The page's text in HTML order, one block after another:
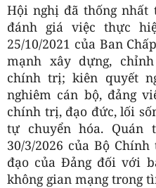
Hội nghị đã thống nhất
đánh giá việc thực
25/10/2021 của Ban
mạnh xây dựng,
chính trị; kiên quyết
nghiêm cán bộ, đảng
chính trị, đạo đức, lối
tự chuyển hóa.
30/3/2026 của Bộ
đạo của Đảng đối với
không gian mạng trong